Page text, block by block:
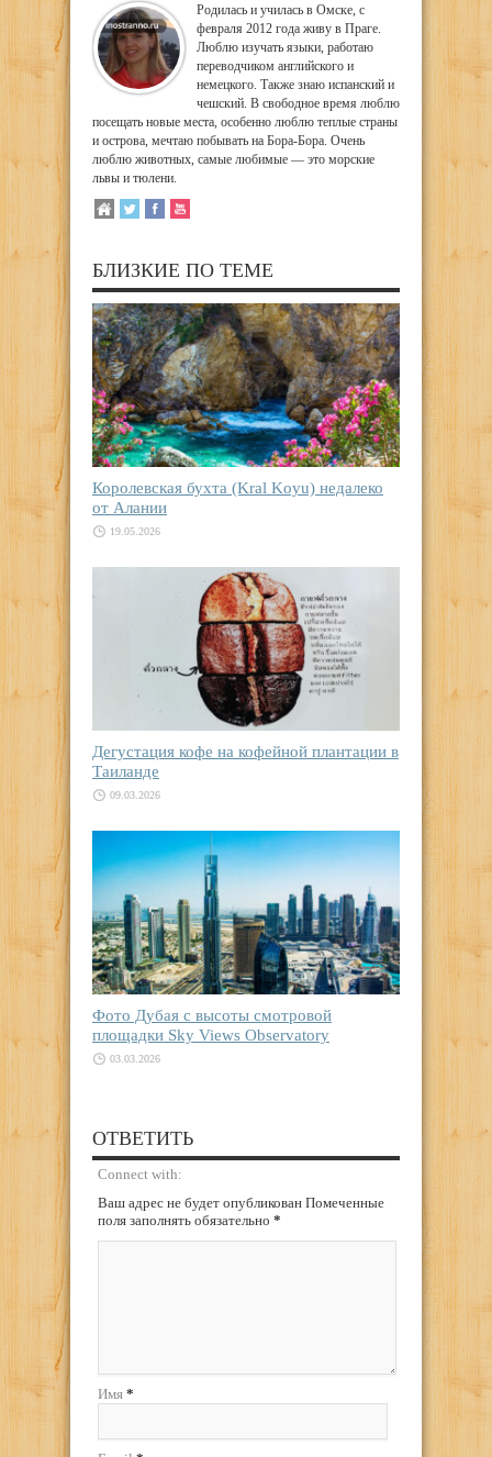
Родилась и училась в Омске, с
февраля 2012 года живу в Праге.
Люблю изучать языки, работаю
переводчиком английского и
немецкого. Также знаю испанский и
чешский. В свободное время люблю
посещать новые места, особенно люблю теплые страны
и острова, мечтаю побывать на Бора-Бора. Очень
люблю животных, самые любимые — это морские
львы и тюлени.
БЛИЗКИЕ ПО ТЕМЕ
Королевская бухта (Kral Koyu) недалеко
от Алании
19.05.2026
Дегустация кофе на кофейной плантации в
Таиланде
09.03.2026
Фото Дубая с высоты смотровой
площадки Sky Views Observatory
03.03.2026
ОТВЕТИТЬ
Connect with:
Ваш адрес не будет опубликован Помеченные
поля заполнять обязательно *
Имя *